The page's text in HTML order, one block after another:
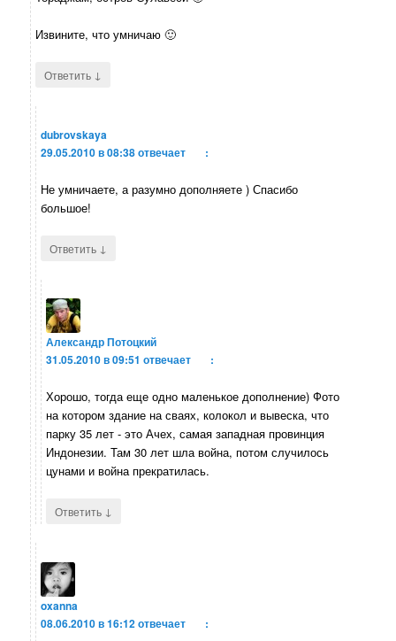
Извините, что умничаю 🙂
Ответить ↓
dubrovskaya
29.05.2010 в 08:38отвечает :
Не умничаете, а разумно дополняете ) Спасибо
большое!
Ответить ↓
Александр Потоцкий
31.05.2010 в 09:51 отвечает :
Хорошо, тогда еще одно маленькое дополнение) Фото
на котором здание на сваях, колокол и вывеска, что
парку 35 лет - это Ачех, самая западная провинция
Индонезии. Там 30 лет шла война, потом случилось
цунами и война прекратилась.
Ответить ↓
oxanna
08.06.2010 в 16:12отвечает :